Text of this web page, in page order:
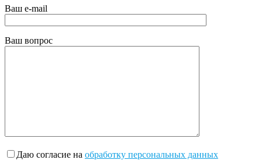
Ваш e-mail
Ваш вопрос
Даю согласие на обработку персональных данных